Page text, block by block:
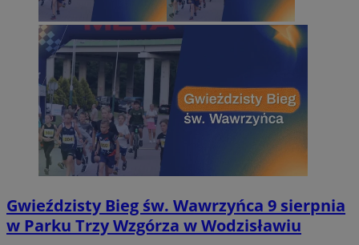
Gwieździsty Bieg św. Wawrzyńca 9 sierpnia
w Parku Trzy Wzgórza w Wodzisławiu